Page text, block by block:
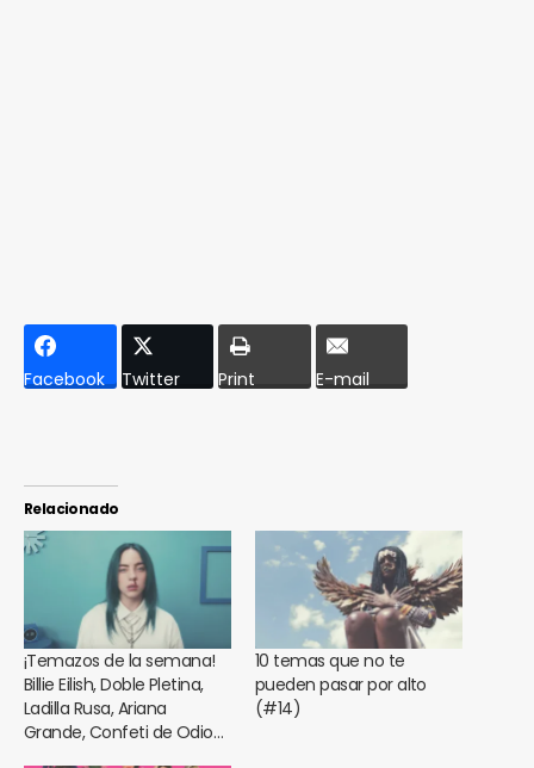
Facebook Twitter Print E-mail
Relacionado
¡Temazos de la semana!
Billie Eilish, Doble Pletina,
Ladilla Rusa, Ariana
Grande, Confeti de Odio…
10 temas que no te
pueden pasar por alto
(#14)